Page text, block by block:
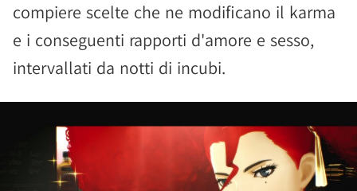
compiere scelte che ne modificano il karma
e i conseguenti rapporti d'amore e sesso,
intervallati da notti di incubi.